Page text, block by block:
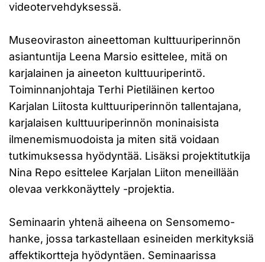
videotervehdyksessä.
Museoviraston aineettoman kulttuuriperinnön
asiantuntija Leena Marsio esittelee, mitä on
karjalainen ja aineeton kulttuuriperintö.
Toiminnanjohtaja Terhi Pietiläinen kertoo
Karjalan Liitosta kulttuuriperinnön tallentajana,
karjalaisen kulttuuriperinnön moninaisista
ilmenemismuodoista ja miten sitä voidaan
tutkimuksessa hyödyntää. Lisäksi projektitutkija
Nina Repo esittelee Karjalan Liiton meneillään
olevaa verkkonäyttely -projektia.
Seminaarin yhtenä aiheena on Sensomemo-
hanke, jossa tarkastellaan esineiden merkityksiä
affektikortteja hyödyntäen. Seminaarissa